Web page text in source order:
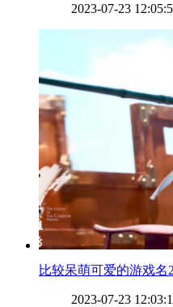
2023-07-23
比较呆萌可爱的游戏名
2023-07-23